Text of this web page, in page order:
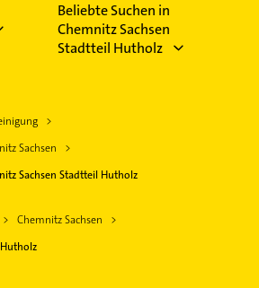
Beliebte Suchen in
Chemnitz Sachsen
Stadtteil Hutholz
Sachsen
Sachsen Stadtteil Hutholz
Chemnitz Sachsen